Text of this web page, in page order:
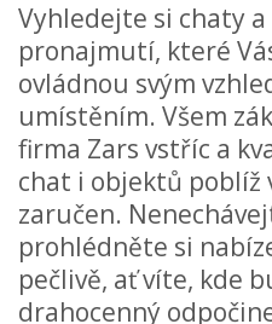
Vyhledejte si chaty
pronajmutí, které
ovládnou svým
umístěním. Všem
firma Zars vstříc a
chat i objektů poblíž
zaručen.
prohlédněte si
pečlivě, ať víte, kde
drahocenný